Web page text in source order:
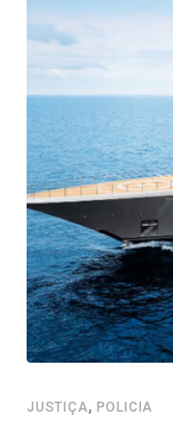
JUSTIÇA, POLICIA